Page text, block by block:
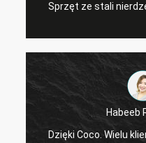
Sprzęt ze stali
Marco
Zawsze wykonałeś